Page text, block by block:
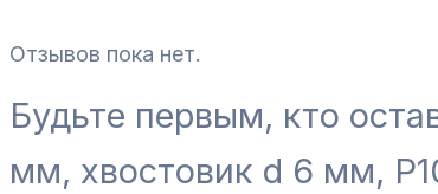
Отзывов пока нет.
Будьте первым, кто
мм, хвостовик d 6 мм,